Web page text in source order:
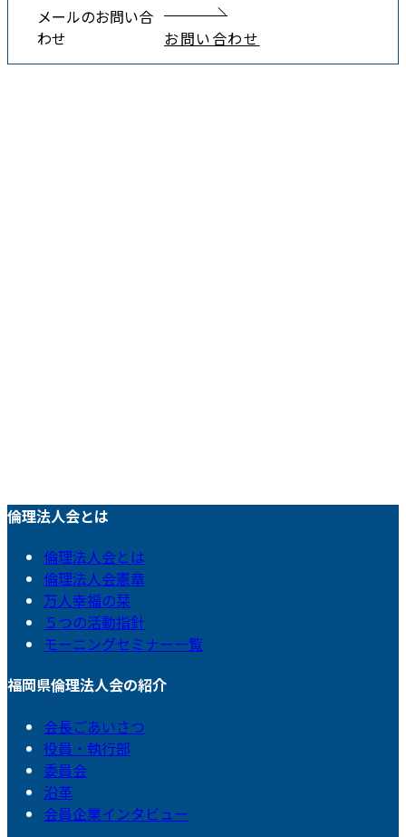
メールのお問い合
わせ
お問い合わせ
倫理法人会とは
倫理法人会とは
倫理法人会憲章
万人幸福の栞
５つの活動指針
モーニングセミナー一覧
福岡県倫理法人会の紹介
会長ごあいさつ
役員・執行部
委員会
沿革
会員企業インタビュー